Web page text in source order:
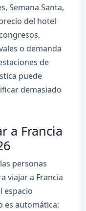
Semana Santa,
del hotel
o demanda
de
puede
demasiado
a Francia
personas
viajar a Francia
espacio
es automática: